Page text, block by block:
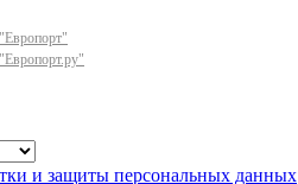
и защиты персональных данных